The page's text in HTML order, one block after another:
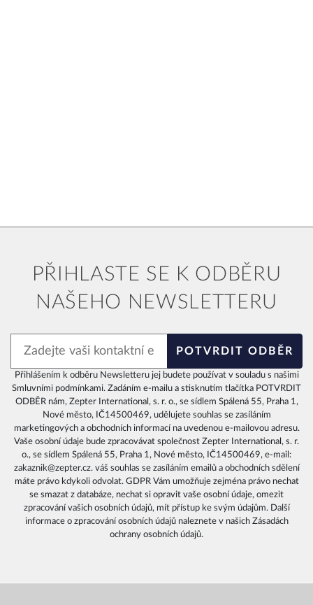
PŘIHLASTE SE K ODBĚRU
NAŠEHO NEWSLETTERU
POTVRDIT ODBĚR
Přihlášením k odběru Newsletteru jej budete používat v souladu s našimi
Smluvními podmínkami. Zadáním e-mailu a stisknutím tlačítka POTVRDIT
ODBĚR nám, Zepter International, s. r. o., se sídlem Spálená 55, Praha 1,
Nové město, IČ14500469, udělujete souhlas se zasíláním
marketingových a obchodních informací na uvedenou e-mailovou adresu.
Vaše osobní údaje bude zpracovávat společnost Zepter International, s. r.
o., se sídlem Spálená 55, Praha 1, Nové město, IČ14500469, e-mail:
zakaznik@zepter.cz. váš souhlas se zasíláním emailů a obchodních sdělení
máte právo kdykoli odvolat. GDPR Vám umožňuje zejména právo nechat
se smazat z databáze, nechat si opravit vaše osobní údaje, omezit
zpracování vašich osobních údajů, mít přístup ke svým údajům. Další
informace o zpracování osobních údajů naleznete v našich Zásadách
ochrany osobních údajů.